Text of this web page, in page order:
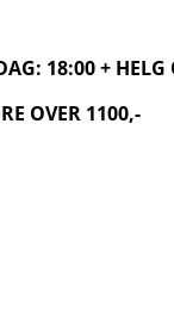
18:00 + HELG
OVER 1100,-